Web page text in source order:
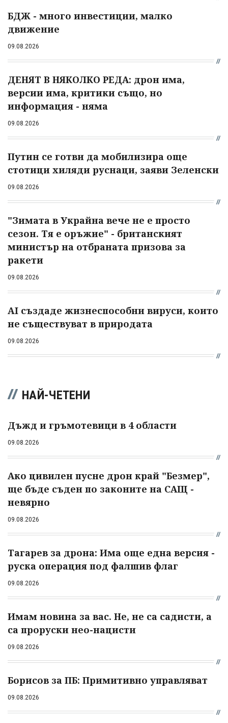
БДЖ - много инвестиции, малко
движение
09.08.2026
ДЕНЯТ В НЯКОЛКО РЕДА: дрон има,
версии има, критики също, но
информация - няма
09.08.2026
Путин се готви да мобилизира още
стотици хиляди руснаци, заяви Зеленски
09.08.2026
"Зимата в Украйна вече не е просто
сезон. Тя е оръжие" - британският
министър на отбраната призова за
ракети
09.08.2026
AI създаде жизнеспособни вируси, които
не съществуват в природата
09.08.2026
НАЙ-ЧЕТЕНИ
Дъжд и гръмотевици в 4 области
09.08.2026
Ако цивилен пусне дрон край "Безмер",
ще бъде съден по законите на САЩ -
невярно
09.08.2026
Тагарев за дрона: Има още една версия -
руска операция под фалшив флаг
09.08.2026
Имам новина за вас. Не, не са садисти, а
са проруски нео-нацисти
09.08.2026
Борисов за ПБ: Примитивно управляват
09.08.2026